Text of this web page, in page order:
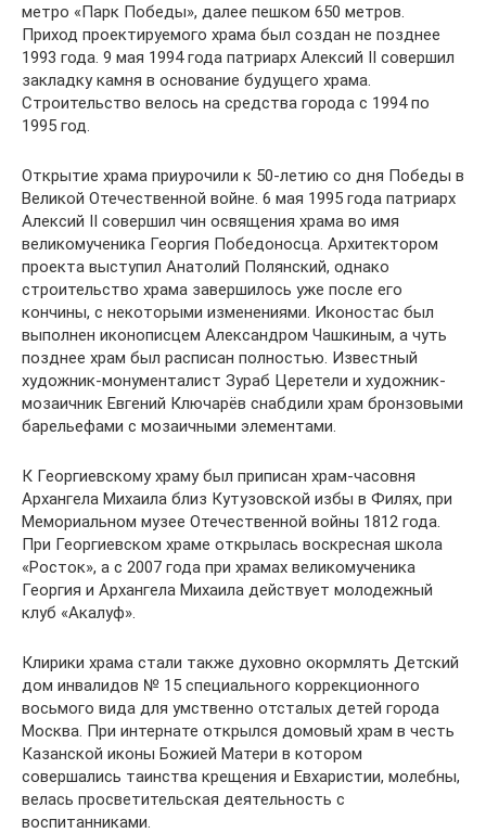
метро «Парк Победы», далее пешком 650 метров.
Приход проектируемого храма был создан не позднее
1993 года. 9 мая 1994 года патриарх Алексий II совершил
закладку камня в основание будущего храма.
Строительство велось на средства города с 1994 по
1995 год.
Открытие храма приурочили к 50-летию со дня Победы в
Великой Отечественной войне. 6 мая 1995 года патриарх
Алексий II совершил чин освящения храма во имя
великомученика Георгия Победоносца. Архитектором
проекта выступил Анатолий Полянский, однако
строительство храма завершилось уже после его
кончины, с некоторыми изменениями. Иконостас был
выполнен иконописцем Александром Чашкиным, а чуть
позднее храм был расписан полностью. Известный
художник-монументалист Зураб Церетели и художник-
мозаичник Евгений Ключарёв снабдили храм бронзовыми
барельефами с мозаичными элементами.
К Георгиевскому храму был приписан храм-часовня
Архангела Михаила близ Кутузовской избы в Филях, при
Мемориальном музее Отечественной войны 1812 года.
При Георгиевском храме открылась воскресная школа
«Росток», а с 2007 года при храмах великомученика
Георгия и Архангела Михаила действует молодежный
клуб «Акалуф».
Клирики храма стали также духовно окормлять Детский
дом инвалидов № 15 специального коррекционного
восьмого вида для умственно отсталых детей города
Москва. При интернате открылся домовый храм в честь
Казанской иконы Божией Матери в котором
совершались таинства крещения и Евхаристии, молебны,
велась просветительская деятельность с
воспитанниками.